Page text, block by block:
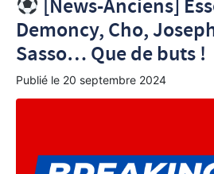
[News-Anciens]
Demoncy, Cho,
Sasso… Que de buts !
Publié le 20 septembre 2024